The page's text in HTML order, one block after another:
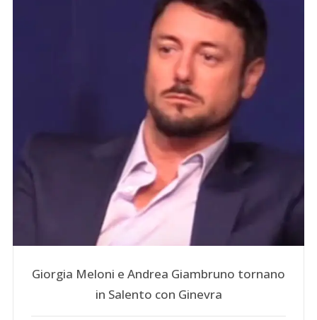
Giorgia Meloni e Andrea Giambruno tornano
in Salento con Ginevra